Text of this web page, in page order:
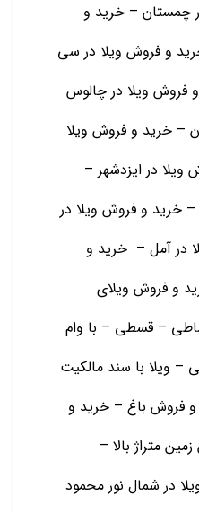
چمستان – خرید و
و فروش ویلا در سی
ویلا در چالوس
– خرید و فروش ویلا
در ایزدشهر –
– خرید و فروش ویلا در
در آمل – خرید و
و فروش ویلای
– قسطی – با وام
ویلا با سند مالکیت
و فروش باغ – خرید و
متراژ بالا –
در شمال نور محمود